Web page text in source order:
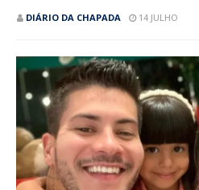
DIÁRIO DA CHAPADA 14 JULHO